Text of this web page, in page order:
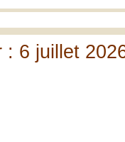
: 6 juillet